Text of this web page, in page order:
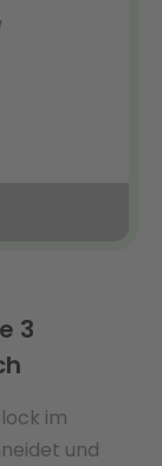
3
im
und